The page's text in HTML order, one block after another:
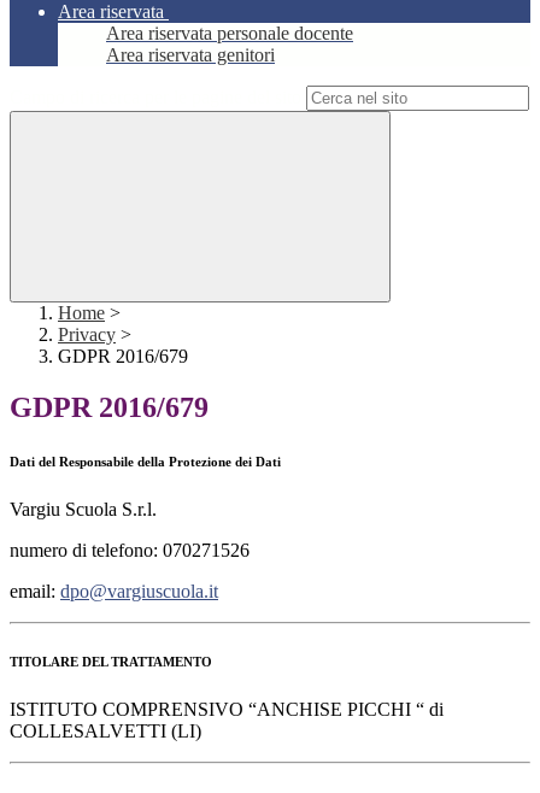
Area riservata
Area riservata personale docente
Area riservata genitori
Home >
Privacy >
GDPR 2016/679
GDPR 2016/679
Dati del Responsabile della Protezione dei Dati
Vargiu Scuola S.r.l.
numero di telefono: 070271526
email: dpo@vargiuscuola.it
TITOLARE DEL TRATTAMENTO
ISTITUTO COMPRENSIVO “ANCHISE PICCHI “ di
COLLESALVETTI (LI)